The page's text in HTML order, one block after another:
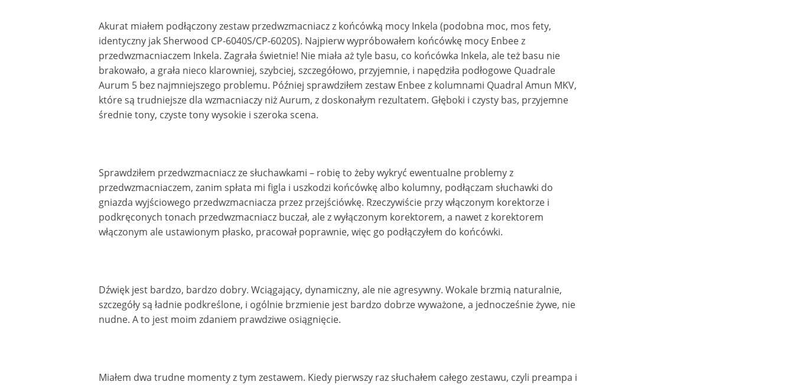
Akurat miałem podłączony zestaw przedwzmacniacz z końcówką mocy Inkela (podobna moc, mos fety,
identyczny jak Sherwood CP-6040S/CP-6020S). Najpierw wypróbowałem końcówkę mocy Enbee z
przedwzmacniaczem Inkela. Zagrała świetnie! Nie miała aż tyle basu, co końcówka Inkela, ale też basu nie
brakowało, a grała nieco klarowniej, szybciej, szczegółowo, przyjemnie, i napędziła podłogowe Quadrale
Aurum 5 bez najmniejszego problemu. Później sprawdziłem zestaw Enbee z kolumnami Quadral Amun MKV,
które są trudniejsze dla wzmacniaczy niż Aurum, z doskonałym rezultatem. Głęboki i czysty bas, przyjemne
średnie tony, czyste tony wysokie i szeroka scena.
Sprawdziłem przedwzmacniacz ze słuchawkami – robię to żeby wykryć ewentualne problemy z
przedwzmacniaczem, zanim spłata mi figla i uszkodzi końcówkę albo kolumny, podłączam słuchawki do
gniazda wyjściowego przedwzmacniacza przez przejściówkę. Rzeczywiście przy włączonym korektorze i
podkręconych tonach przedwzmacniacz buczał, ale z wyłączonym korektorem, a nawet z korektorem
włączonym ale ustawionym płasko, pracował poprawnie, więc go podłączyłem do końcówki.
Dźwięk jest bardzo, bardzo dobry. Wciągający, dynamiczny, ale nie agresywny. Wokale brzmią naturalnie,
szczegóły są ładnie podkreślone, i ogólnie brzmienie jest bardzo dobrze wyważone, a jednocześnie żywe, nie
nudne. A to jest moim zdaniem prawdziwe osiągnięcie.
Miałem dwa trudne momenty z tym zestawem. Kiedy pierwszy raz słuchałem całego zestawu, czyli preampa i